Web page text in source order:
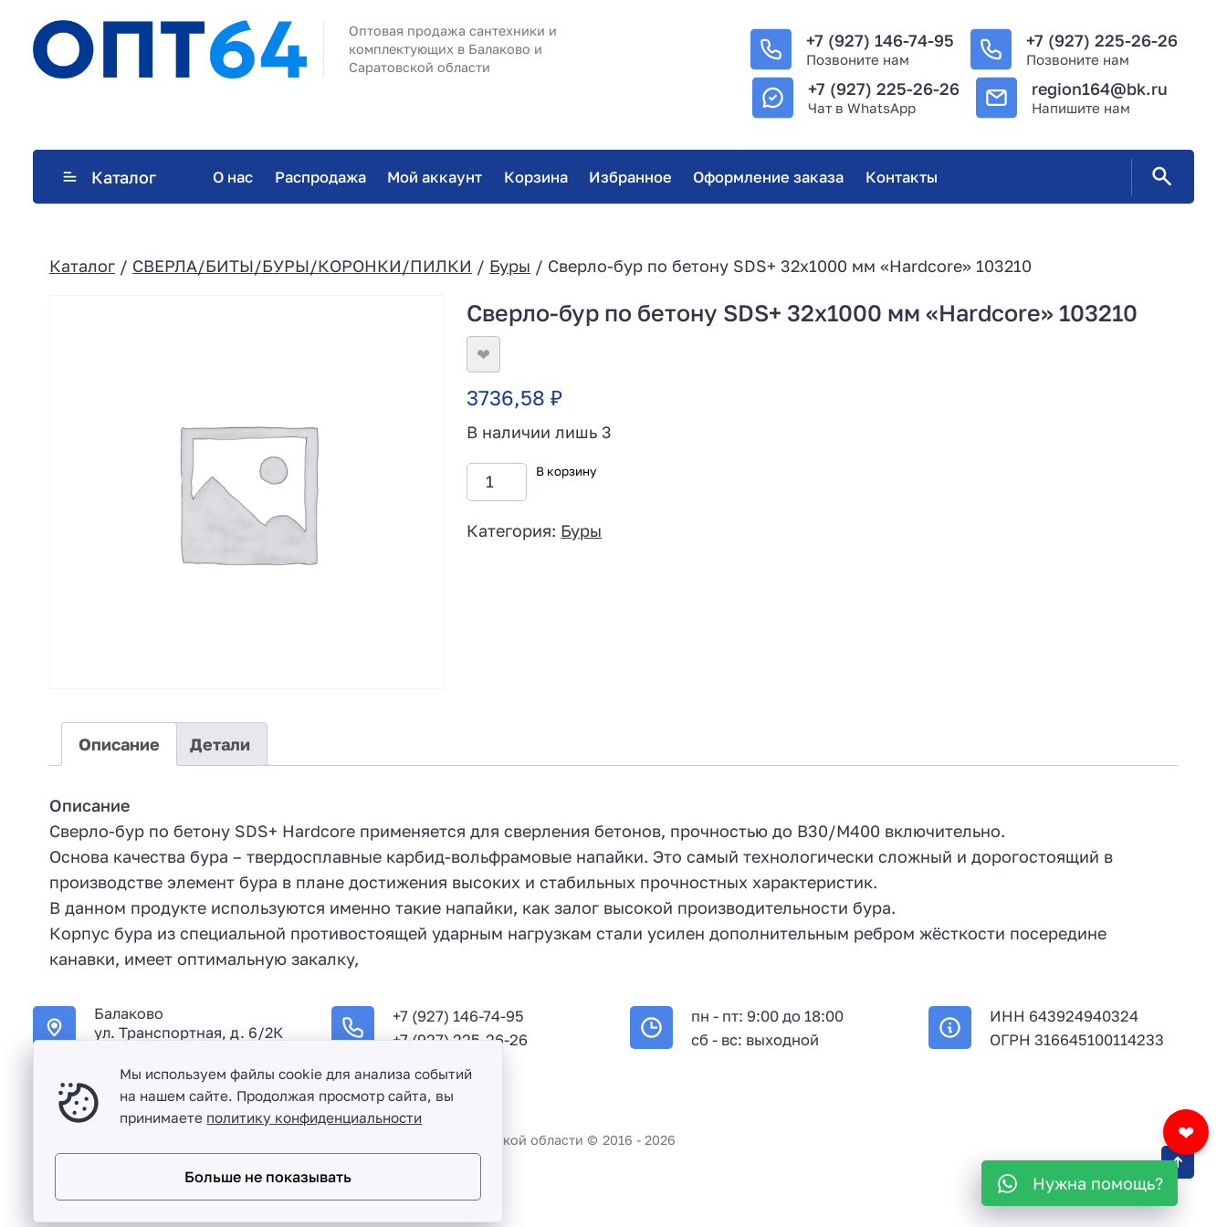
Оптовая продажа сантехники и
комплектующих в Балаково и
Саратовской области
+7 (927) 146-74-95
Позвоните нам
+7 (927) 225-26-26
Позвоните нам
+7 (927) 225-26-26
Чат в WhatsApp
region164@bk.ru
Напишите нам
Каталог О нас Распродажа Мой аккаунт Корзина Избранное Оформление заказа Контакты
Каталог / СВЕРЛА/БИТЫ/БУРЫ/КОРОНКИ/ПИЛКИ / Буры / Сверло-бур по бетону SDS+ 32х1000 мм «Hardcore» 103210
Сверло-бур по бетону SDS+ 32х1000 мм «Hardcore» 103210
❤
3736,58₽
В наличии лишь 3
В корзину
Категория: Буры
Описание Детали
Описание
Сверло-бур по бетону SDS+ Hardcore применяется для сверления бетонов, прочностью до В30/М400 включительно.
Основа качества бура – твердосплавные карбид-вольфрамовые напайки. Это самый технологически сложный и дорогостоящий в
производстве элемент бура в плане достижения высоких и стабильных прочностных характеристик.
В данном продукте используются именно такие напайки, как залог высокой производительности бура.
Корпус бура из специальной противостоящей ударным нагрузкам стали усилен дополнительным ребром жёсткости посередине
канавки, имеет оптимальную закалку,
Балаково
ул. Транспортная, д. 6/2К
+7 (927) 146-74-95
+7 (927) 225-26-26
пн - пт: 9:00 до 18:00
сб - вс: выходной
ИНН 643924940324
ОГРН 316645100114233
❤
Оптовая продажа сантехники и комплектующих в Балаково и Саратовской области © 2016 - 2026
Разработка сайта и дизайн: revtail.ru
Мы используем файлы cookie для анализа событий
на нашем сайте. Продолжая просмотр сайта, вы
принимаете политику конфиденциальности
Больше не показывать Нужна помощь?